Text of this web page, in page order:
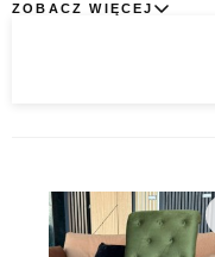
ZOBACZ WIĘCEJ